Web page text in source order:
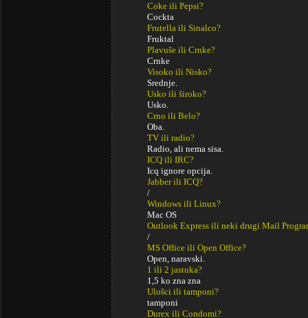
Coke ili Pepsi?
Cockta
Frutella ili Sinalco?
Fruktal
Plavuše ili Crnke?
Crnke
Visoko ili Nisko?
Srednje.
Usko ili široko?
Usko.
Crno ili Belo?
Oba.
TV ili radio?
Radio, ali nema sisa.
ICQ ili IRC?
Icq ignore opcija.
Jabber ili ICQ?
/
Windows ili Linux?
Mac OS
Outlook Express ili neki drugi Mail
/
MS Office ili Open Office?
Open, naravski.
1 ili 2 jastuka?
1,5 ko zna zna
Ulošci ili tamponi?
tamponi
Durex ili Condomi?